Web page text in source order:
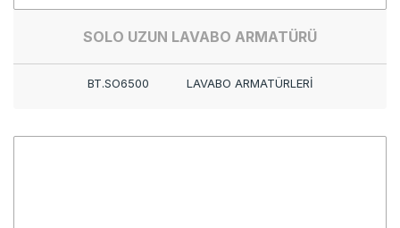
SOLO UZUN LAVABO ARMATÜRÜ
BT.SO6500 LAVABO ARMATÜRLERİ